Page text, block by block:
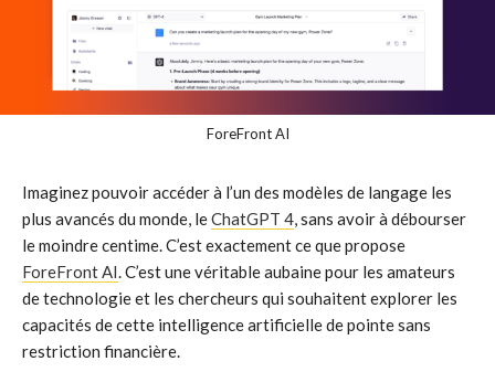
ForeFront AI
Imaginez pouvoir accéder à l’un des modèles de langage les
plus avancés du monde, leChatGPT 4 , sans avoir à débourser
le moindre centime. C’est exactement ce que propose
ForeFront AI . C’est une véritable aubaine pour les amateurs
de technologie et les chercheurs qui souhaitent explorer les
capacités de cette intelligence artificielle de pointe sans
restriction financière.